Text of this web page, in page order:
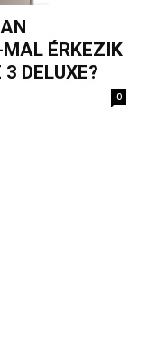
ÉRKEZIK
DELUXE?
0